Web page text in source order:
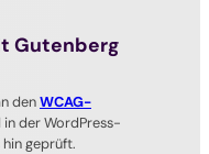
Gutenberg
denWCAG-
der WordPress-
geprüft.